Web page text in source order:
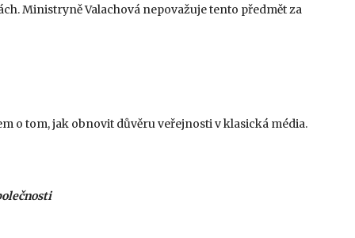
Ministryně Valachová nepovažuje tento předmět za
o tom, jak obnovit důvěru veřejnosti v klasická média.